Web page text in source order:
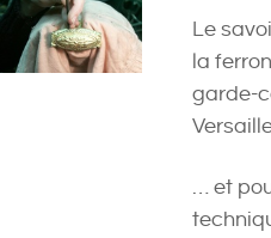
Le
la
garde-
… et